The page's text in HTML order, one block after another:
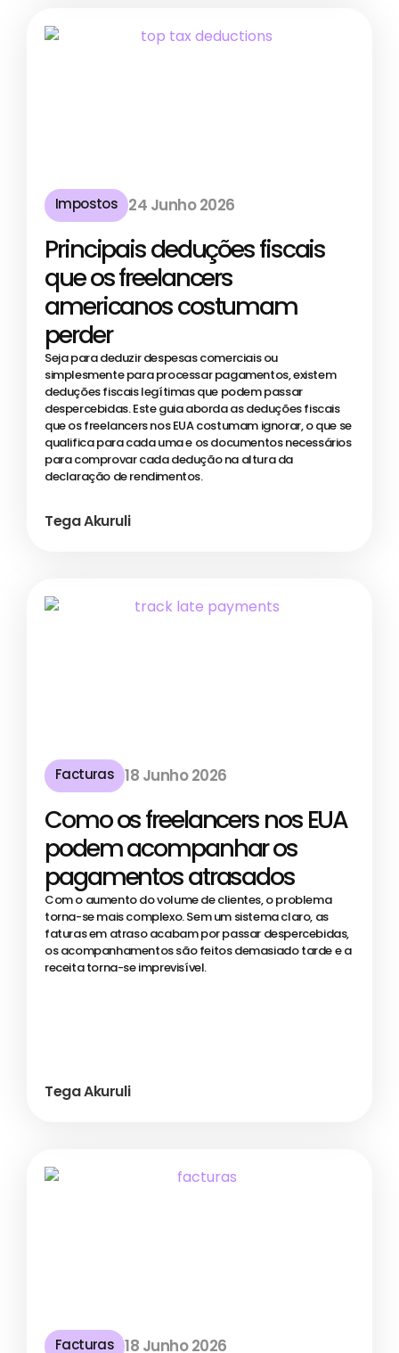
Impostos 24 Junho 2026
Principais deduções fiscais
que os freelancers
americanos costumam
perder
Seja para deduzir despesas comerciais ou
simplesmente para processar pagamentos, existem
deduções fiscais legítimas que podem passar
despercebidas. Este guia aborda as deduções fiscais
que os freelancers nos EUA costumam ignorar, o que se
qualifica para cada uma e os documentos necessários
para comprovar cada dedução na altura da
declaração de rendimentos.
Tega Akuruli
Facturas 18 Junho 2026
Como os freelancers nos EUA
podem acompanhar os
pagamentos atrasados
Com o aumento do volume de clientes, o problema
torna-se mais complexo. Sem um sistema claro, as
faturas em atraso acabam por passar despercebidas,
os acompanhamentos são feitos demasiado tarde e a
receita torna-se imprevisível.
Tega Akuruli
Facturas 18 Junho 2026